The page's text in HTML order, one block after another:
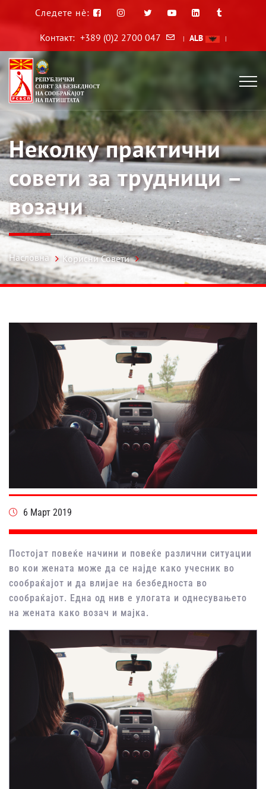
Следете нè:
Контакт: +389 (0)2 2700 047 | ALB |
Неколку практични
совети за трудници –
возачи
Насловна Корисни Совети
6 Март 2019
Постојат повеќе начини и повеќе различни ситуации
во кои жената може да се најде како учесник во
сообраќајот и да влијае на безбедноста во
сообраќајот. Една од нив е улогата и однесувањето
на жената како возач и мајка.